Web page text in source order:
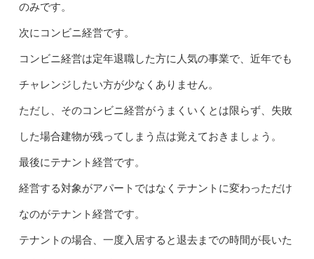
のみです。
次にコンビニ経営です。
コンビニ経営は定年退職した方に人気の事業で、近年でも
チャレンジしたい方が少なくありません。
ただし、そのコンビニ経営がうまくいくとは限らず、失敗
した場合建物が残ってしまう点は覚えておきましょう。
最後にテナント経営です。
経営する対象がアパートではなくテナントに変わっただけ
なのがテナント経営です。
テナントの場合、一度入居すると退去までの時間が長いた